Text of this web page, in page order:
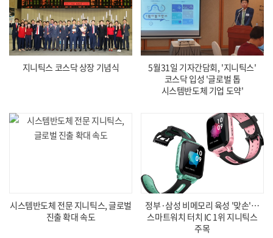
지니틱스 코스닥 상장 기념식
5월31일 기자간담회, '지니틱스'
코스닥 입성 '글로벌 톱
시스템반도체 기업 도약'
시스템반도체 전문 지니틱스, 글로벌
진출 확대 속도
정부·삼성 비메모리 육성 '맞손'…
스마트워치 터치 IC 1위 지니틱스
주목